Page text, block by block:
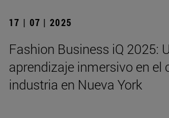
17 | 07 | 2025
Fashion Business iQ 2025:
aprendizaje inmersivo en el
industria en Nueva York